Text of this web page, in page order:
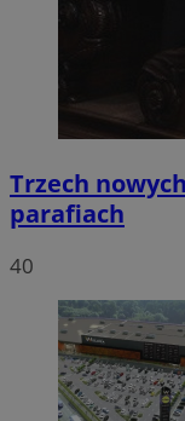
Trzech
parafiach
40